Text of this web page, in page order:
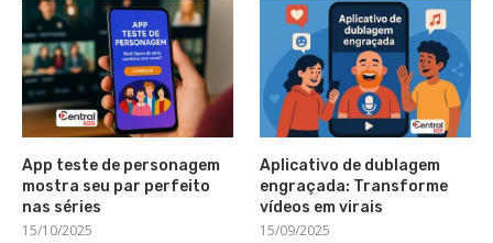
App teste de personagem
mostra seu par perfeito
nas séries
15/10/2025
Aplicativo de dublagem
engraçada: Transforme
vídeos em virais
15/09/2025